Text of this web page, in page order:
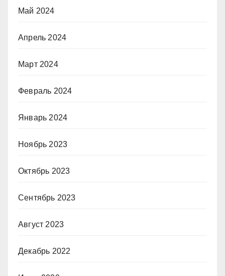
Май 2024
Апрель 2024
Март 2024
Февраль 2024
Январь 2024
Ноябрь 2023
Октябрь 2023
Сентябрь 2023
Август 2023
Декабрь 2022